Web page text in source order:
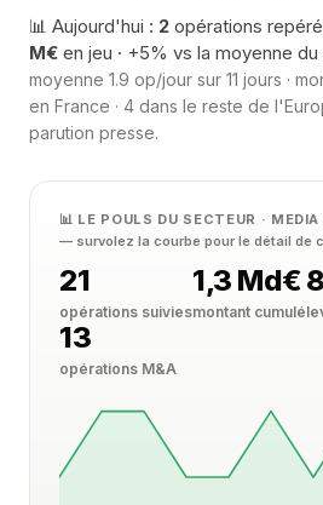
📊 Aujourd'hui : 2 opérations
M€ en jeu · +5% vs la moyenne
moyenne 1.9 op/jour sur 11 jours ·
en France · 4 dans le reste de
parution presse.
📊 LE POULS DU SECTEUR ·
— survolez la courbe pour le détail de
21
opérations suivies
1,3 Md€
montant cumulé
8
13
opérations M&A